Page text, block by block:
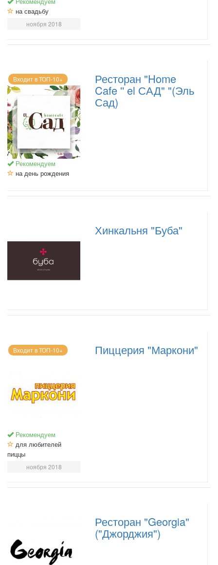
на свадьбу
ноября 2018
Входит в ТОП-10+
Рекомендуем
на день рождения
Ресторан "Home
Cafe '' el САД" "(Эль
Сад)
Хинкальня "Буба"
Входит в ТОП-10+
Рекомендуем
для любителей
пиццы
ноября 2018
Пиццерия "Маркони"
Ресторан "Georgia"
("Джорджия")